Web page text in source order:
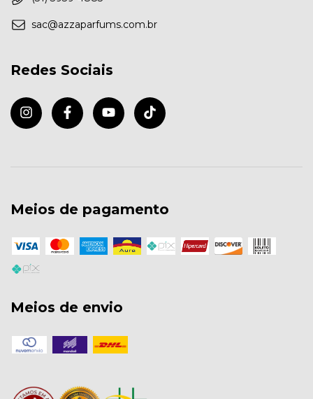
sac@azzaparfums.com.br
Redes Sociais
Meios de pagamento
Meios de envio